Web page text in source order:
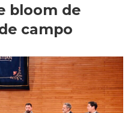
bloom de
campo